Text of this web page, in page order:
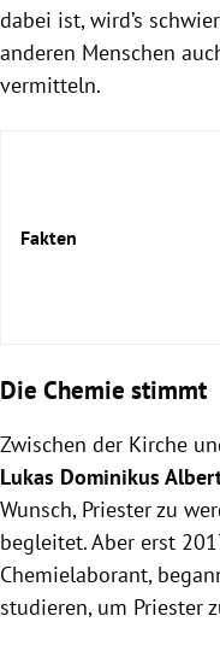
dabei ist, wird’s
anderen Menschen
vermitteln.
Fakten
Die Chemie stimmt
Zwischen der Kirche
Lukas Dominikus
Wunsch, Priester zu
begleitet. Aber erst
Chemielaborant,
studieren, um Priester